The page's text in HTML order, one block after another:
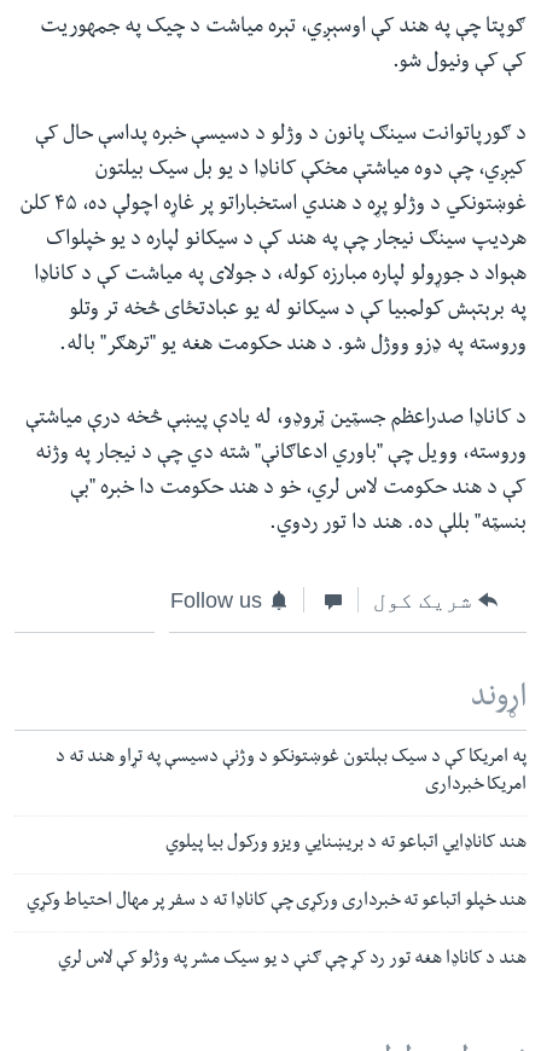
ګوپتا چې په هند کې اوسېږي، تېره میاشت د چیک په جمهوریت
کې کې ونیول شو.
د ګورپاتوانت سینګ پانون د وژلو د دسیسې خبره پداسې حال کې
کیږي، چې دوه میاشتې مخکې کاناډا د یو بل سیک بیلتون
غوښتونکي د وژلو پړه د هندي استخباراتو پر غاړه اچولې ده، ۴۵ کلن
هردیپ سینګ نیجار چې په هند کې د سیکانو لپاره د یو خپلواک
هېواد د جوړولو لپاره مبارزه کوله، د جولای په میاشت کې د کاناډا
په برېتېش کولمبیا کې د سیکانو له یو عبادتځای څخه تر وتلو
وروسته په ډزو ووژل شو. د هند حکومت هغه یو "ترهګر" باله.
د کاناډا صدراعظم جسټین ټروډو، له یادې پيښې څخه درې میاشتې
وروسته، وویل چې "باوري ادعاګانې" شته دي چې د نیجار په وژنه
کې د هند حکومت لاس لري، خو د هند حکومت دا خبره "بې
بنسټه" بللې ده. هند دا تور ردوي.
شریک کول Follow us
اړوند
په امریکا کې د سیک بېلتون غوښتونکو د وژنې دسیسې په تړاو هند ته د
امریکا خبرداری
هند کاناډايي اتباعو ته د بریښنایي ویزو ورکول بیا پیلوي
هند خپلو اتباعو ته خبرداری ورکړی چې کاناډا ته د سفر پر مهال احتیاط وکړي
هند د کاناډا هغه تور رد کړ چې ګنې د یو سیک مشر په وژلو کې لاس لري